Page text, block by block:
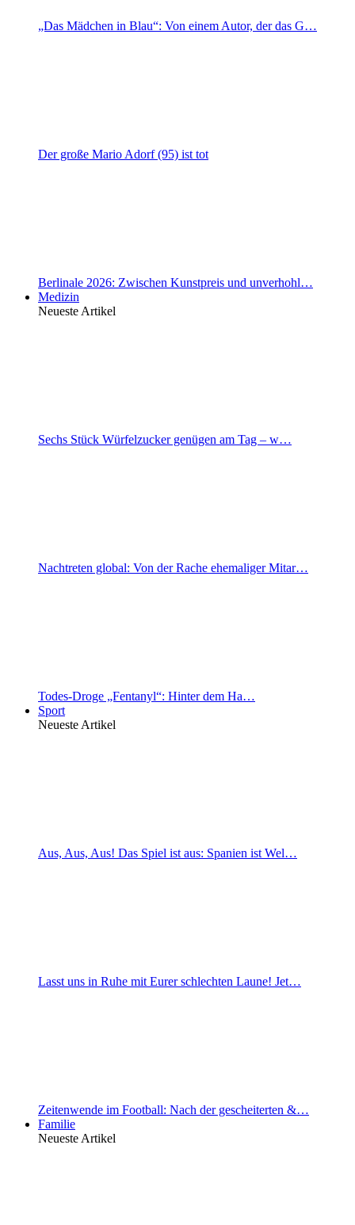
„Das Mädchen in Blau“: Von einem Autor, der das G…
Der große Mario Adorf (95) ist tot
Berlinale 2026: Zwischen Kunstpreis und unverhohl…
Medizin
Neueste Artikel
Sechs Stück Würfelzucker genügen am Tag – w…
Nachtreten global: Von der Rache ehemaliger Mitar…
Todes-Droge „Fentanyl“: Hinter dem Ha…
Sport
Neueste Artikel
Aus, Aus, Aus! Das Spiel ist aus: Spanien ist Wel…
Lasst uns in Ruhe mit Eurer schlechten Laune! Jet…
Zeitenwende im Football: Nach der gescheiterten &…
Familie
Neueste Artikel